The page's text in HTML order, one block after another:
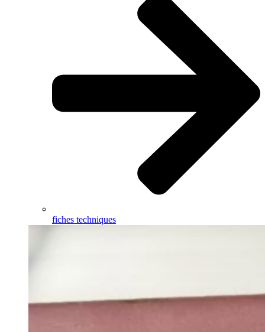
fiches techniques